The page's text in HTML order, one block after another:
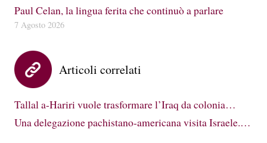
Paul Celan, la lingua ferita che continuò a parlare
7 Agosto 2026
Articoli correlati
Tallal a-Hariri vuole trasformare l’Iraq da colonia…
Una delegazione pachistano-americana visita Israele.…